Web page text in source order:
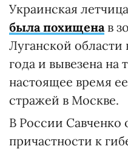
Украинская
была похищенав
Луганской области
года и вывезена
настоящее время
стражей в Москве.
В России Савченко
причастности к